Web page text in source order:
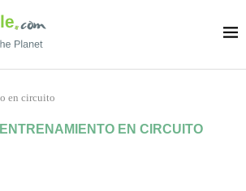
en circuito
ENTRENAMIENTO EN CIRCUITO